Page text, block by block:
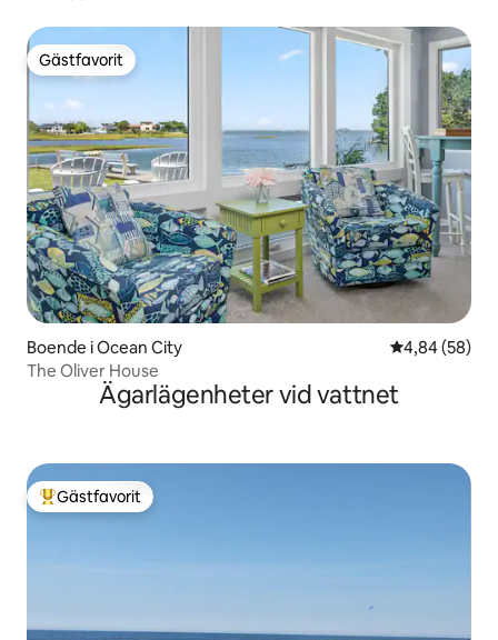
Gästfavorit
Gästfavorit
Boende i Ocean City 4,84 av 5 i
4,84 (58)
The Oliver House
Ägarlägenheter vid vattnet
Populär gästfavorit
Gästfavorit